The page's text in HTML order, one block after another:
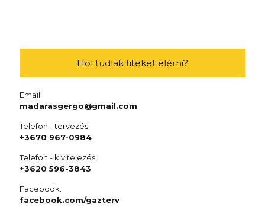
Hol tudlak titeket elérni?
Email:
madarasgergo@gmail.com
Telefon - tervezés:
+3670 967-0984
Telefon - kivitelezés:
+3620 596-3843
Facebook:
facebook.com/gazterv